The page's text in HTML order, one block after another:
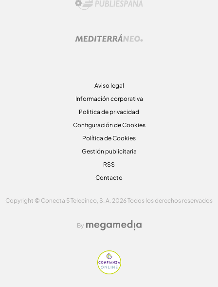
Aviso legal
Información corporativa
Politica de privacidad
Configuración de Cookies
Política de Cookies
Gestión publicitaria
RSS
Contacto
Copyright © Conecta 5 Telecinco, S. A. 2026 Todos los derechos reservados
By